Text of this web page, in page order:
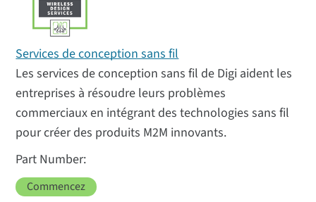
Services de conception sans fil
Les services de conception sans fil de Digi aident les
entreprises à résoudre leurs problèmes
commerciaux en intégrant des technologies sans fil
pour créer des produits M2M innovants.
Commencez